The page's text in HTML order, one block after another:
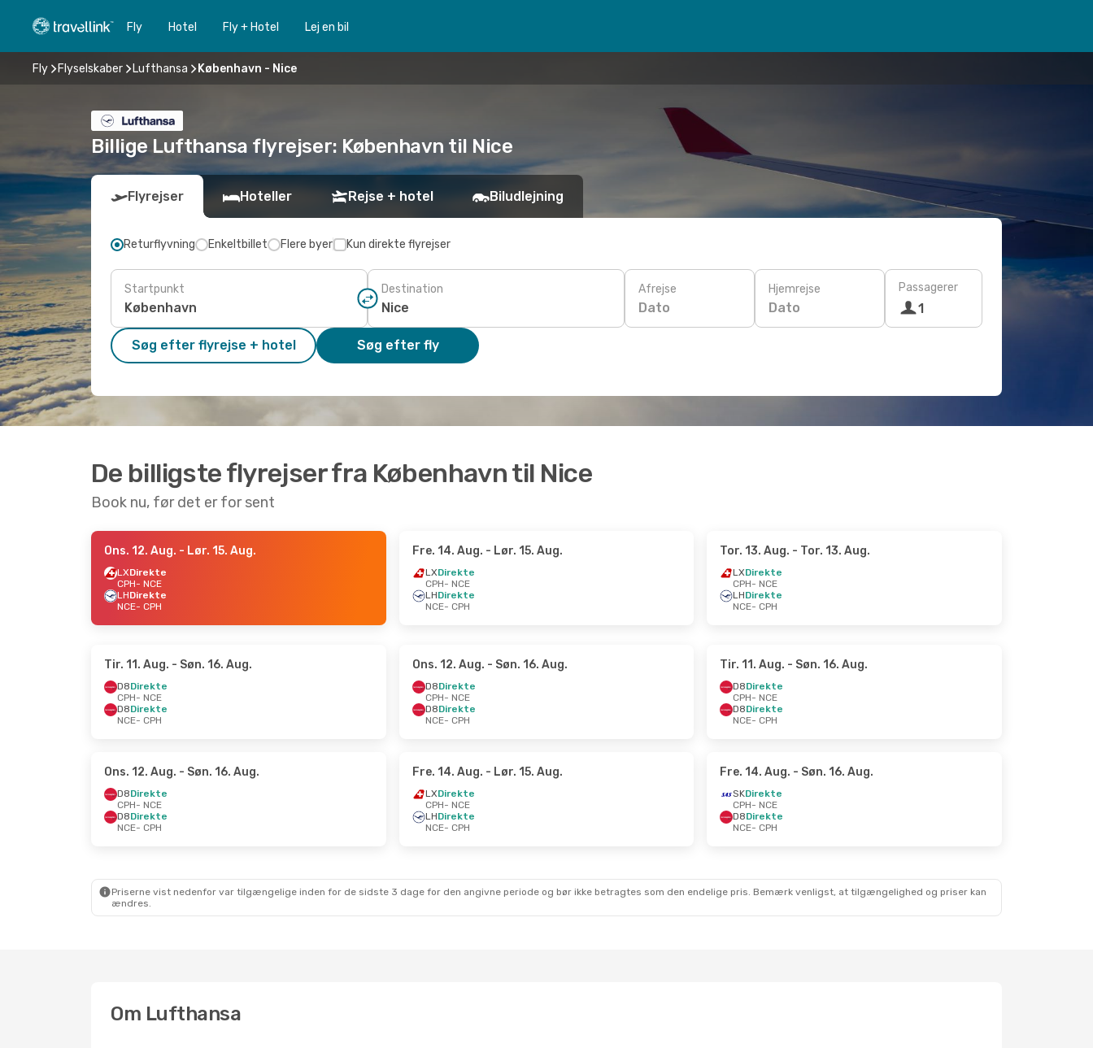
Fly Hotel Fly + Hotel Lej en bil
Fly Flyselskaber Lufthansa København - Nice
Billige Lufthansa flyrejser: København til Nice
Flyrejser Hoteller Rejse + hotel Biludlejning
Returflyvning Enkeltbillet Flere byer Kun direkte flyrejser
Startpunkt Destination Afrejse
Dato
Hjemrejse
Dato
Passagerer
1
Søg efter flyrejse + hotel Søg efter fly
De billigste flyrejser fra København til Nice
Book nu, før det er for sent
Ons. 12. Aug. - Lør. 15. Aug.
LXDirekte
CPH- NCE
LHDirekte
NCE- CPH
Fre. 14. Aug. - Lør. 15. Aug.
LXDirekte
CPH- NCE
LHDirekte
NCE- CPH
Tor. 13. Aug. - Tor. 13. Aug.
LXDirekte
CPH- NCE
LHDirekte
NCE- CPH
Tir. 11. Aug. - Søn. 16. Aug.
D8Direkte
CPH- NCE
D8Direkte
NCE- CPH
Ons. 12. Aug. - Søn. 16. Aug.
D8Direkte
CPH- NCE
D8Direkte
NCE- CPH
Tir. 11. Aug. - Søn. 16. Aug.
D8Direkte
CPH- NCE
D8Direkte
NCE- CPH
Ons. 12. Aug. - Søn. 16. Aug.
D8Direkte
CPH- NCE
D8Direkte
NCE- CPH
Fre. 14. Aug. - Lør. 15. Aug.
LXDirekte
CPH- NCE
LHDirekte
NCE- CPH
Fre. 14. Aug. - Søn. 16. Aug.
SKDirekte
CPH- NCE
D8Direkte
NCE- CPH
Priserne vist nedenfor var tilgængelige inden for de sidste 3 dage for den angivne periode og bør ikke betragtes som den endelige pris. Bemærk venligst, at tilgængelighed og priser kan
ændres.
Om Lufthansa